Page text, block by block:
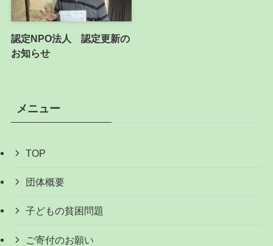
認定NPO法人 認定更新の
お知らせ
メニュー
TOP
団体概要
子どもの貧困問題
ご寄付のお願い